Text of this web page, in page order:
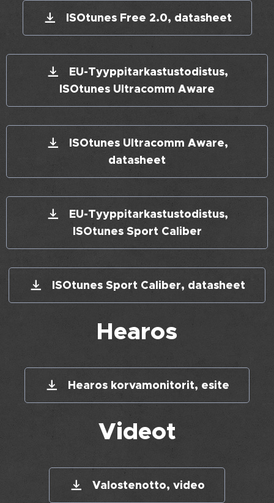
ISOtunes Free 2.0, datasheet
EU-Tyyppitarkastustodistus,
ISOtunes Ultracomm Aware
ISOtunes Ultracomm Aware,
datasheet
EU-Tyyppitarkastustodistus,
ISOtunes Sport Caliber
ISOtunes Sport Caliber, datasheet
Hearos
Hearos korvamonitorit, esite
Videot
Valostenotto, video